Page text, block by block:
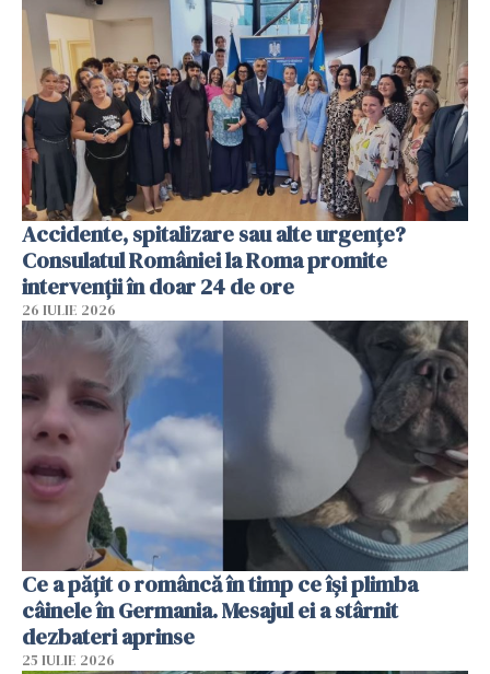
Accidente, spitalizare sau alte urgențe?
Consulatul României la Roma promite
intervenții în doar 24 de ore
26 IULIE 2026
Ce a pățit o româncă în timp ce își plimba
câinele în Germania. Mesajul ei a stârnit
dezbateri aprinse
25 IULIE 2026